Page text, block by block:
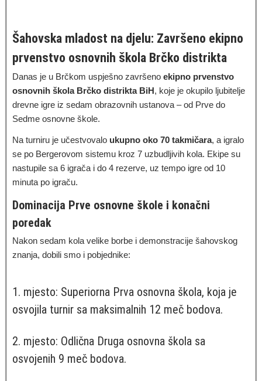
Šahovska mladost na djelu: Završeno ekipno
prvenstvo osnovnih škola Brčko distrikta
Danas je u Brčkom uspješno završeno ekipno prvenstvo
osnovnih škola Brčko distrikta BiH, koje je okupilo ljubitelje
drevne igre iz sedam obrazovnih ustanova – od Prve do
Sedme osnovne škole.
Na turniru je učestvovalo ukupno oko 70 takmičara, a igralo
se po Bergerovom sistemu kroz 7 uzbudljivih kola. Ekipe su
nastupile sa 6 igrača i do 4 rezerve, uz tempo igre od 10
minuta po igraču.
Dominacija Prve osnovne škole i konačni
poredak
Nakon sedam kola velike borbe i demonstracije šahovskog
znanja, dobili smo i pobjednike:
1. mjesto: Superiorna Prva osnovna škola, koja je
osvojila turnir sa maksimalnih 12 meč bodova.
2. mjesto: Odlična Druga osnovna škola sa
osvojenih 9 meč bodova.